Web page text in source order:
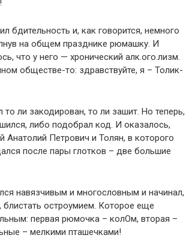
бдительность и, как говорится, немного
на общем празднике рюмашку. И
что у него — хронический алк.ого.лизм.
обществе-то: здравствуйте, я – Толик-
ли закодирован, то ли зашит. Но теперь,
либо подобрал код. И оказалось,
Анатолий Петрович и Толян, в которого
после пары глотков – две большие
навязчивым и многословным и начинал,
блистать остроумием. Которое еще
первая рюмочка – колОм, вторая –
– мелкими пташечками!